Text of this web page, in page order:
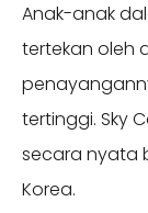
Anak-anak
tertekan oleh
tertinggi. Sky
secara nyata
Korea.